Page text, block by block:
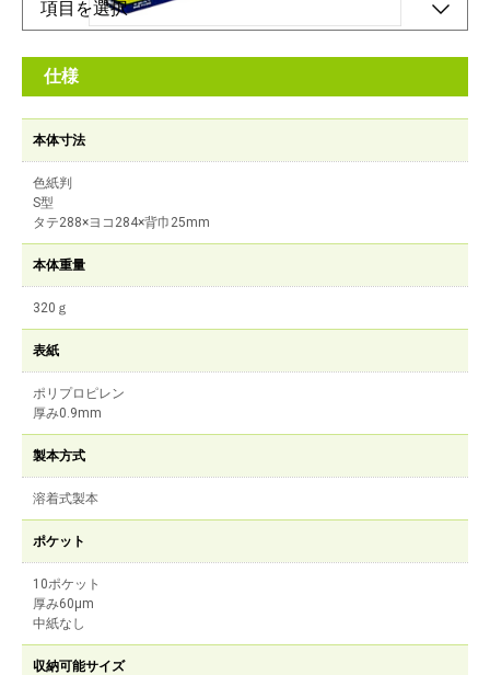
仕様
本体寸法
色紙判
S型
タテ288×ヨコ284×背巾25mm
本体重量
320ｇ
表紙
ポリプロピレン
厚み0.9mm
製本方式
溶着式製本
ポケット
10ポケット
厚み60μm
中紙なし
収納可能サイズ